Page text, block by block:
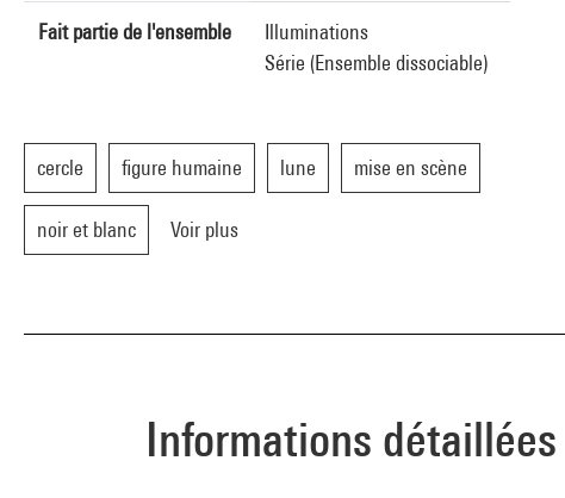
Fait partie de l'ensemble
Illuminations
Série (Ensemble dissociable)
cercle figure humaine lune mise en scène
noir et blanc Voir plus
Informations détaillées